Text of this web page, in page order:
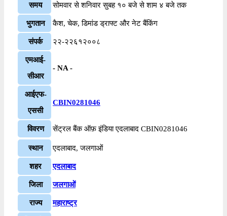
समय सोमवार से शनिवार सुबह १० बजे से शाम ४ बजे तक
भुगतान कैश, चेक, डिमांड ड्राफ्ट और नेट बैंकिंग
संपर्क २२-२२६१२००८
एमआई-
सीआर
- NA -
आईएफ-
एससी
CBIN0281046
विवरण सेंट्रल बैंक ऑफ़ इंडिया एदलाबाद CBIN0281046
स्थान एदलाबाद, जलगाओं
शहर एदलाबाद
जिला जलगाओं
राज्य महाराष्ट्र